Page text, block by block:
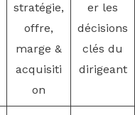
stratégie,
offre,
marge &
acquisiti
on
er les
décisions
clés du
dirigeant